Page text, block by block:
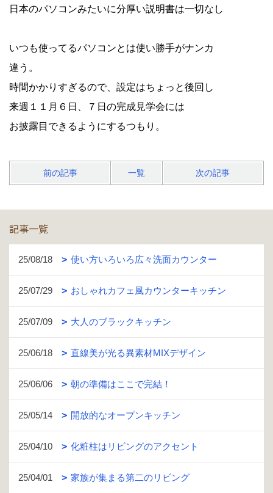
日本のパソコンみたいに分厚い説明書は一切なし
いつも使ってるパソコンとは使い勝手がナンカ
違う。
時間かかりすぎるので、設定はちょっと後回し
来週１１月６日、７日の完成見学会には
お披露目できるようにするつもり。
前の記事 一覧 次の記事
記事一覧
25/08/18 使い方いろいろ広々洗面カウンター
25/07/29 おしゃれカフェ風カウンターキッチン
25/07/09 大人のブラックキッチン
25/06/18 直線美が光る異素材MIXデザイン
25/06/06 朝の準備はここで完結！
25/05/14 開放的なオープンキッチン
25/04/10 化粧柱はリビングのアクセント
25/04/01 家族が集まる第二のリビング